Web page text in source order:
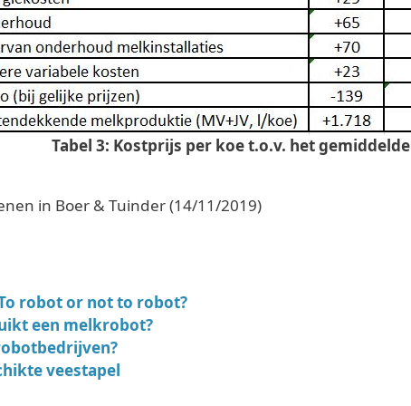
Tabel 3: Kostprijs per koe t.o.v. het gemiddelde
in Boer & Tuinder (14/11/2019)
robot or not to robot?
een melkrobot?
veestapel